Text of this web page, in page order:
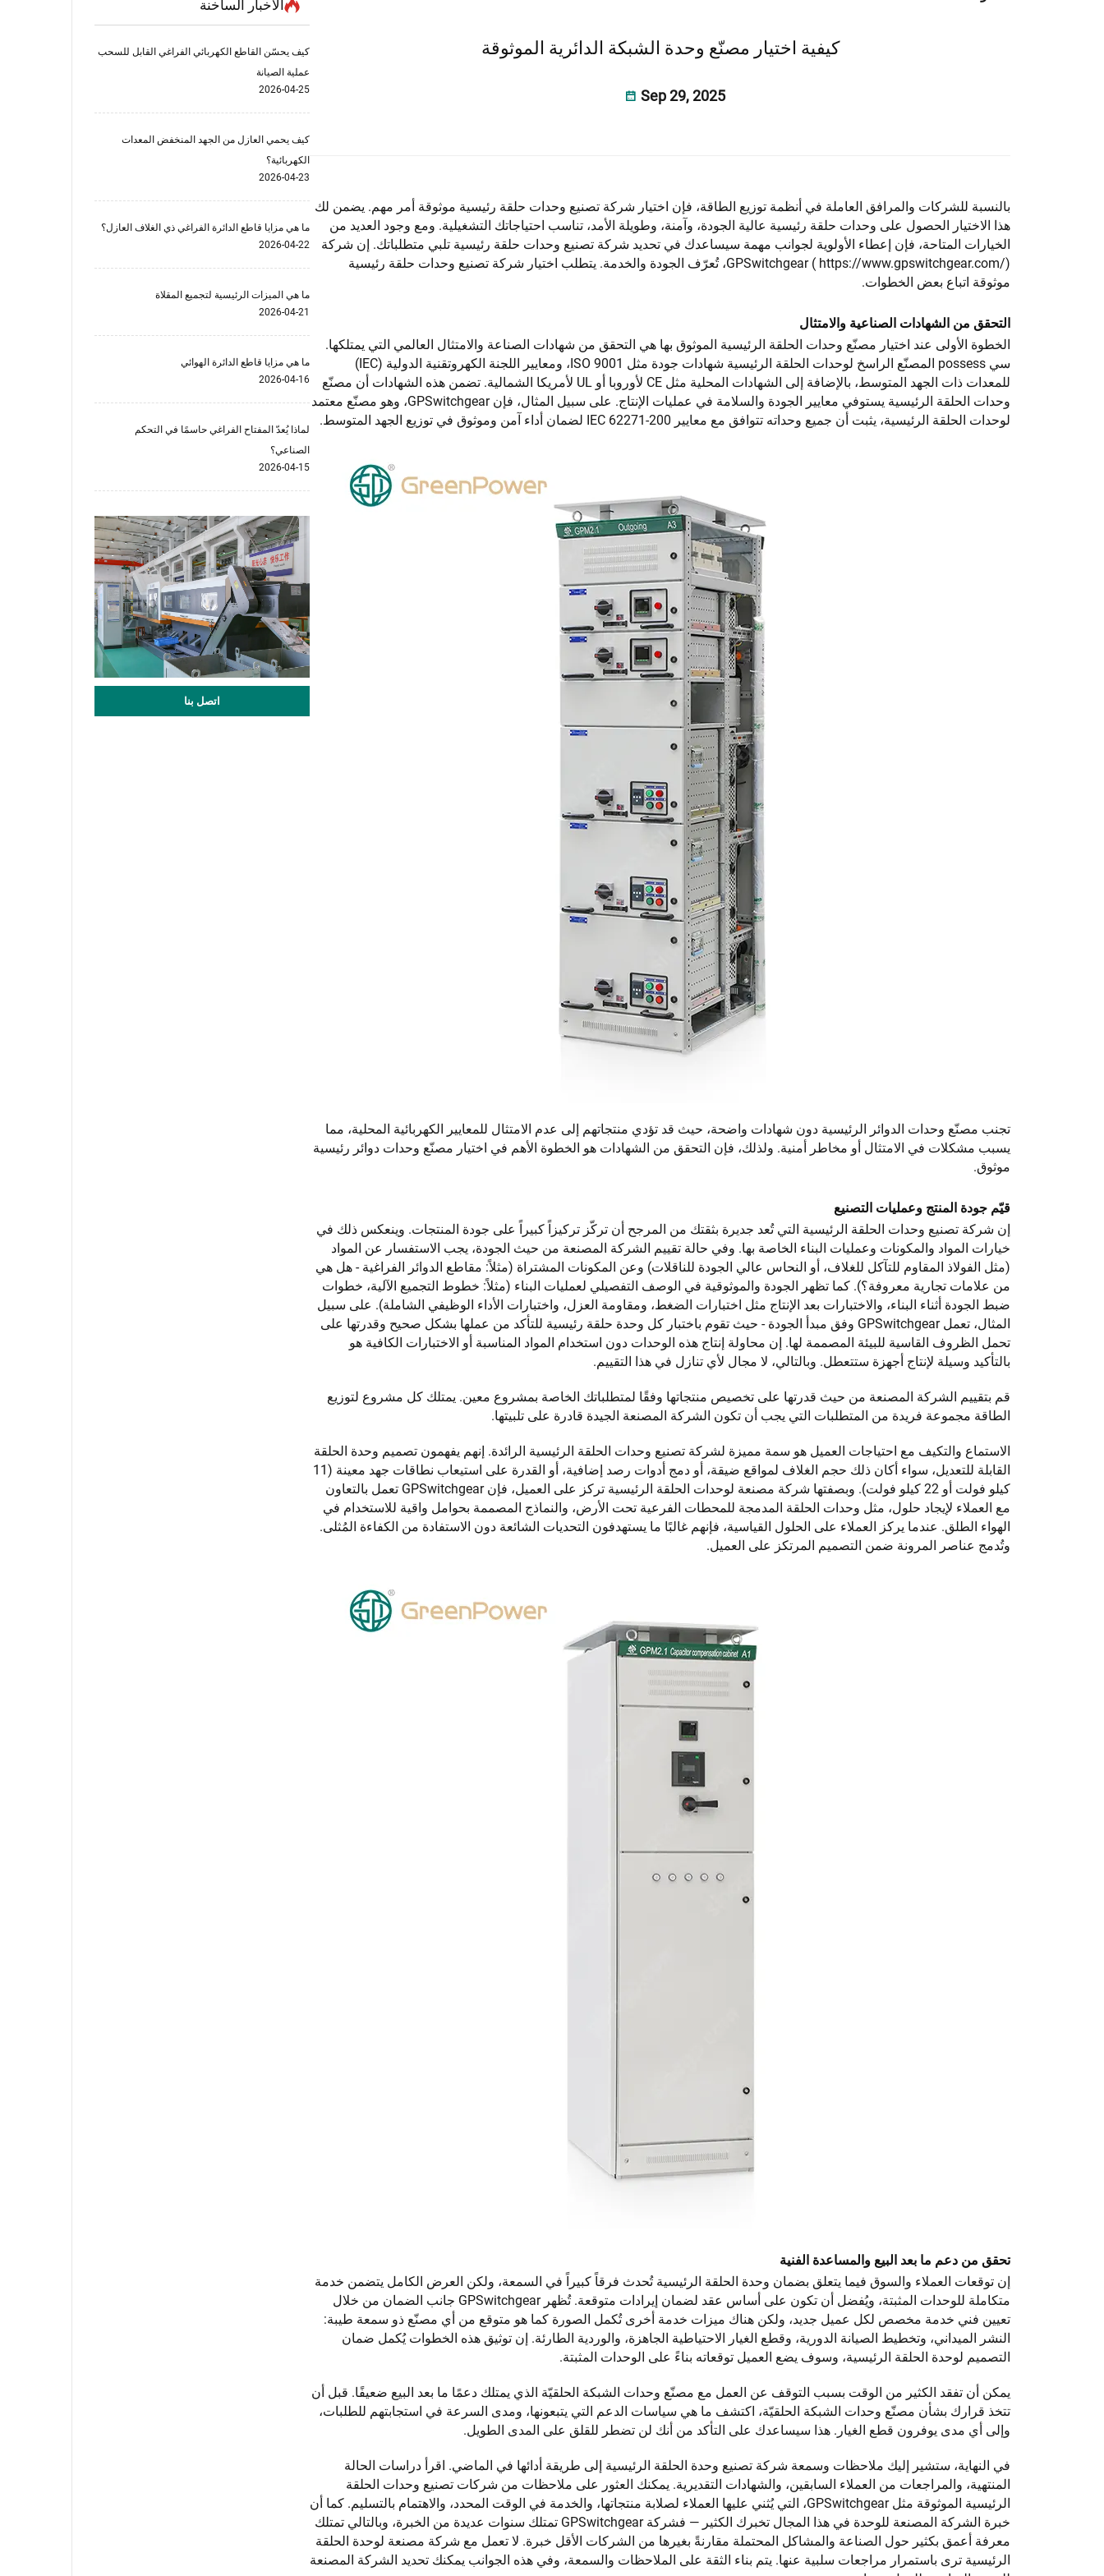
كيفية اختيار مصنّع وحدة الشبكة الدائرية الموثوقة
Sep 29, 2025
بالنسبة للشركات والمرافق العاملة في أنظمة توزيع الطاقة، فإن اختيار شركة تصنيع وحدات حلقة رئيسية موثوقة أمر مهم. يضمن لك
هذا الاختيار الحصول على وحدات حلقة رئيسية عالية الجودة، وآمنة، وطويلة الأمد، تناسب احتياجاتك التشغيلية. ومع وجود العديد من
الخيارات المتاحة، فإن إعطاء الأولوية لجوانب مهمة سيساعدك في تحديد شركة تصنيع وحدات حلقة رئيسية تلبي متطلباتك. إن شركة
GPSwitchgear ( https://www.gpswitchgear.com/)
، تُعرّف الجودة والخدمة. يتطلب اختيار شركة تصنيع وحدات حلقة رئيسية
موثوقة اتباع بعض الخطوات.
التحقق من الشهادات الصناعية والامتثال
الخطوة الأولى عند اختيار مصنّع وحدات الحلقة الرئيسية الموثوق بها هي التحقق من شهادات الصناعة والامتثال العالمي التي يمتلكها.
سي possess المصنّع الراسخ لوحدات الحلقة الرئيسية شهادات جودة مثل ISO 9001، ومعايير اللجنة الكهروتقنية الدولية (IEC)
للمعدات ذات الجهد المتوسط، بالإضافة إلى الشهادات المحلية مثل CE لأوروبا أو UL لأمريكا الشمالية. تضمن هذه الشهادات أن مصنّع
وحدات الحلقة الرئيسية يستوفي معايير الجودة والسلامة في عمليات الإنتاج. على سبيل المثال، فإن GPSwitchgear، وهو مصنّع معتمد
لوحدات الحلقة الرئيسية، يثبت أن جميع وحداته تتوافق مع معايير IEC 62271-200 لضمان أداء آمن وموثوق في توزيع الجهد المتوسط.
تجنب مصنّع وحدات الدوائر الرئيسية دون شهادات واضحة، حيث قد تؤدي منتجاتهم إلى عدم الامتثال للمعايير الكهربائية المحلية، مما
يسبب مشكلات في الامتثال أو مخاطر أمنية. ولذلك، فإن التحقق من الشهادات هو الخطوة الأهم في اختيار مصنّع وحدات دوائر رئيسية
موثوق.
قيّم جودة المنتج وعمليات التصنيع
إن شركة تصنيع وحدات الحلقة الرئيسية التي تُعد جديرة بثقتك من المرجح أن تركّز تركيزاً كبيراً على جودة المنتجات. وينعكس ذلك في
خيارات المواد والمكونات وعمليات البناء الخاصة بها. وفي حالة تقييم الشركة المصنعة من حيث الجودة، يجب الاستفسار عن المواد
(مثل الفولاذ المقاوم للتآكل للغلاف، أو النحاس عالي الجودة للناقلات) وعن المكونات المشتراة (مثلاً: مقاطع الدوائر الفراغية - هل هي
من علامات تجارية معروفة؟). كما تظهر الجودة والموثوقية في الوصف التفصيلي لعمليات البناء (مثلاً: خطوط التجميع الآلية، خطوات
ضبط الجودة أثناء البناء، والاختبارات بعد الإنتاج مثل اختبارات الضغط، ومقاومة العزل، واختبارات الأداء الوظيفي الشاملة). على سبيل
المثال، تعمل GPSwitchgear وفق مبدأ الجودة - حيث تقوم باختبار كل وحدة حلقة رئيسية للتأكد من عملها بشكل صحيح وقدرتها على
تحمل الظروف القاسية للبيئة المصممة لها. إن محاولة إنتاج هذه الوحدات دون استخدام المواد المناسبة أو الاختبارات الكافية هو
بالتأكيد وسيلة لإنتاج أجهزة ستتعطل. وبالتالي، لا مجال لأي تنازل في هذا التقييم.
قم بتقييم الشركة المصنعة من حيث قدرتها على تخصيص منتجاتها وفقًا لمتطلباتك الخاصة بمشروع معين. يمتلك كل مشروع لتوزيع
الطاقة مجموعة فريدة من المتطلبات التي يجب أن تكون الشركة المصنعة الجيدة قادرة على تلبيتها.
الاستماع والتكيف مع احتياجات العميل هو سمة مميزة لشركة تصنيع وحدات الحلقة الرئيسية الرائدة. إنهم يفهمون تصميم وحدة الحلقة
القابلة للتعديل، سواء أكان ذلك حجم الغلاف لمواقع ضيقة، أو دمج أدوات رصد إضافية، أو القدرة على استيعاب نطاقات جهد معينة (11
كيلو فولت أو 22 كيلو فولت). وبصفتها شركة مصنعة لوحدات الحلقة الرئيسية تركز على العميل، فإن GPSwitchgear تعمل بالتعاون
مع العملاء لإيجاد حلول، مثل وحدات الحلقة المدمجة للمحطات الفرعية تحت الأرض، والنماذج المصممة بحوامل واقية للاستخدام في
الهواء الطلق. عندما يركز العملاء على الحلول القياسية، فإنهم غالبًا ما يستهدفون التحديات الشائعة دون الاستفادة من الكفاءة المُثلى.
وتُدمج عناصر المرونة ضمن التصميم المرتكز على العميل.
تحقق من دعم ما بعد البيع والمساعدة الفنية
إن توقعات العملاء والسوق فيما يتعلق بضمان وحدة الحلقة الرئيسية تُحدث فرقاً كبيراً في السمعة، ولكن العرض الكامل يتضمن خدمة
متكاملة للوحدات المثبتة، ويُفضل أن تكون على أساس عقد لضمان إيرادات متوقعة. تُظهر GPSwitchgear جانب الضمان من خلال
تعيين فني خدمة مخصص لكل عميل جديد، ولكن هناك ميزات خدمة أخرى تُكمل الصورة كما هو متوقع من أي مصنّع ذو سمعة طيبة:
النشر الميداني، وتخطيط الصيانة الدورية، وقطع الغيار الاحتياطية الجاهزة، والوردية الطارئة. إن توثيق هذه الخطوات يُكمل ضمان
التصميم لوحدة الحلقة الرئيسية، وسوف يضع العميل توقعاته بناءً على الوحدات المثبتة.
يمكن أن تفقد الكثير من الوقت بسبب التوقف عن العمل مع مصنّع وحدات الشبكة الحلقيّة الذي يمتلك دعمًا ما بعد البيع ضعيفًا. قبل أن
تتخذ قرارك بشأن مصنّع وحدات الشبكة الحلقيّة، اكتشف ما هي سياسات الدعم التي يتبعونها، ومدى السرعة في استجابتهم للطلبات،
وإلى أي مدى يوفرون قطع الغيار. هذا سيساعدك على التأكد من أنك لن تضطر للقلق على المدى الطويل.
في النهاية، ستشير إليك ملاحظات وسمعة شركة تصنيع وحدة الحلقة الرئيسية إلى طريقة أدائها في الماضي. اقرأ دراسات الحالة
المنتهية، والمراجعات من العملاء السابقين، والشهادات التقديرية. يمكنك العثور على ملاحظات من شركات تصنيع وحدات الحلقة
الرئيسية الموثوقة مثل GPSwitchgear، التي يُثني عليها العملاء لصلابة منتجاتها، والخدمة في الوقت المحدد، والاهتمام بالتسليم. كما أن
خبرة الشركة المصنعة للوحدة في هذا المجال تخبرك الكثير — فشركة GPSwitchgear تمتلك سنوات عديدة من الخبرة، وبالتالي تمتلك
معرفة أعمق بكثير حول الصناعة والمشاكل المحتملة مقارنةً بغيرها من الشركات الأقل خبرة. لا تعمل مع شركة مصنعة لوحدة الحلقة
الرئيسية ترى باستمرار مراجعات سلبية عنها. يتم بناء الثقة على الملاحظات والسمعة، وفي هذه الجوانب يمكنك تحديد الشركة المصنعة
الأخبار الساخنة
كيف يحسّن القاطع الكهربائي الفراغي القابل للسحب
عملية الصيانة
2026-04-25
كيف يحمي العازل من الجهد المنخفض المعدات
الكهربائية؟
2026-04-23
ما هي مزايا قاطع الدائرة الفراغي ذي الغلاف العازل؟
2026-04-22
ما هي الميزات الرئيسية لتجميع المقلاة
2026-04-21
ما هي مزايا قاطع الدائرة الهوائي
2026-04-16
لماذا يُعدّ المفتاح الفراغي حاسمًا في التحكم
الصناعي؟
2026-04-15
اتصل بنا